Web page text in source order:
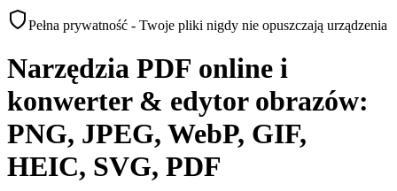
Pełna prywatność - Twoje pliki nigdy nie opuszczają urządzenia
Narzędzia PDF online i
konwerter & edytor obrazów:
PNG, JPEG, WebP, GIF,
HEIC, SVG, PDF